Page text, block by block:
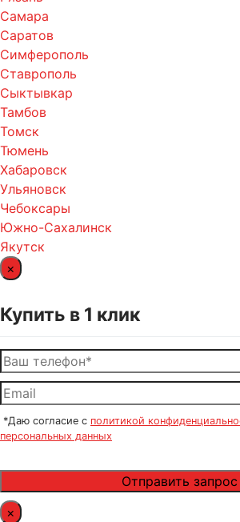
Самара
Саратов
Симферополь
Ставрополь
Сыктывкар
Тамбов
Томск
Тюмень
Хабаровск
Ульяновск
Чебоксары
Южно-Сахалинск
Якутск
×
Купить в 1 клик
*Даю согласие с политикой
персональных данных
×